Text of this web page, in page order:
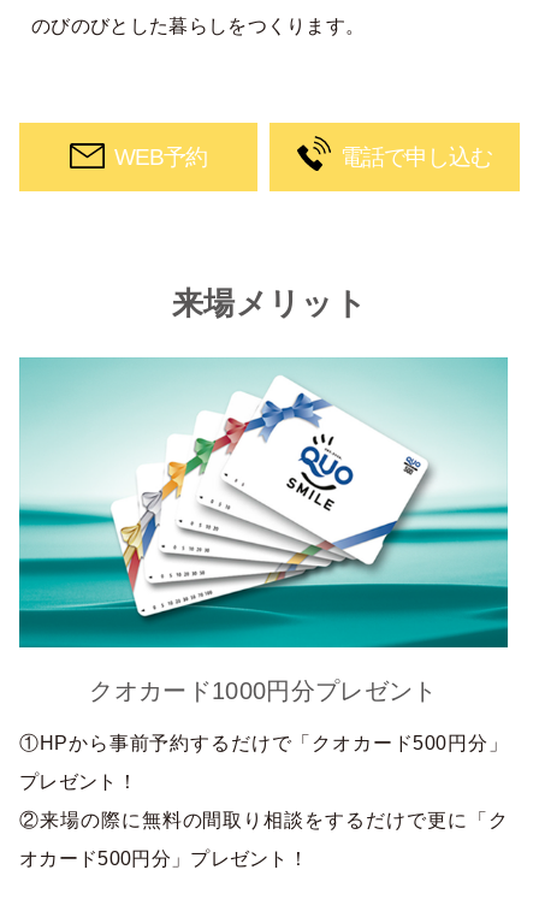
のびのびとした暮らしをつくります。
WEB予約 電話で申し込む
来場メリット
クオカード1000円分プレゼント
①HPから事前予約するだけで「クオカード500円分」
プレゼント！
②来場の際に無料の間取り相談をするだけで更に「ク
オカード500円分」プレゼント！